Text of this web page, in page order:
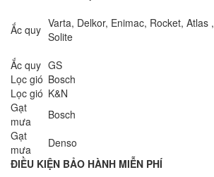
Ắc quy Varta, Delkor, Enimac, Rocket, Atlas ,
Solite
Ắc quy GS
Lọc gió Bosch
Lọc gió K&N
Gạt
mưa
Bosch
Gạt
mưa
Denso
ĐIỀU KIỆN BẢO HÀNH MIỄN PHÍ